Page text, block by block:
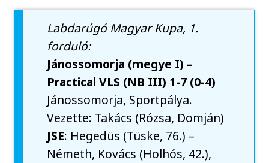
Labdarúgó Magyar Kupa, 1.
forduló:
Jánossomorja (megye I) –
Practical VLS (NB III) 1-7 (0-4)
Jánossomorja, Sportpálya.
Vezette: Takács (Rózsa, Domján)
JSE: Hegedüs (Tüske, 76.) –
Németh, Kovács (Holhós, 42.),